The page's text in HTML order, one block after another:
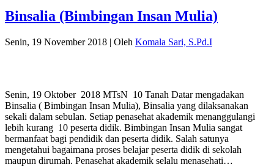
Binsalia (Bimbingan Insan Mulia)
Senin, 19 November 2018 | Oleh Komala Sari, S.Pd.I
Senin, 19 Oktober 2018 MTsN 10 Tanah Datar mengadakan
Binsalia ( Bimbingan Insan Mulia), Binsalia yang dilaksanakan
sekali dalam sebulan. Setiap penasehat akademik menanggulangi
lebih kurang 10 peserta didik. Bimbingan Insan Mulia sangat
bermanfaat bagi pendidik dan peserta didik. Salah satunya
mengetahui bagaimana proses belajar peserta didik di sekolah
maupun dirumah. Penasehat akademik selalu menasehati…